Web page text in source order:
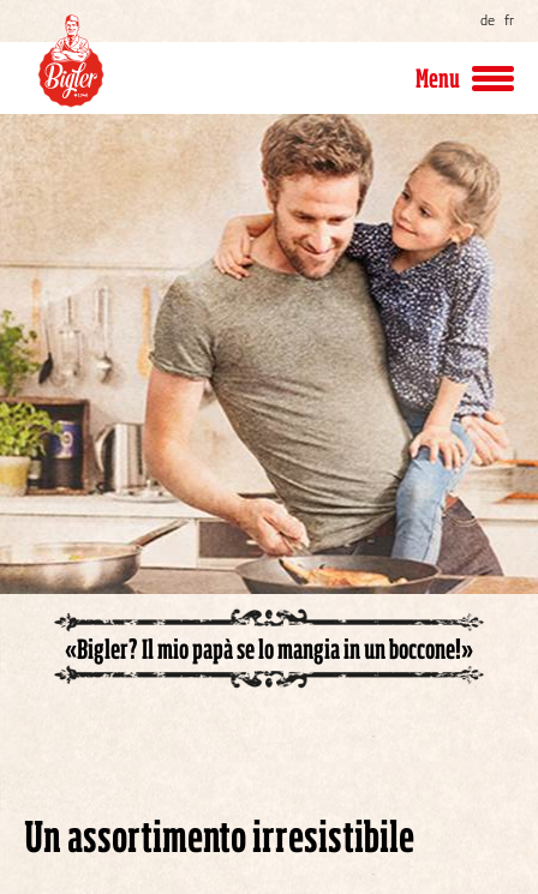
de fr
Menu
«Bigler? Il mio papà se lo mangia in un boccone!»
Un assortimento irresistibile